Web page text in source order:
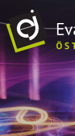
ÜBER UNS
EJ VOR ORT